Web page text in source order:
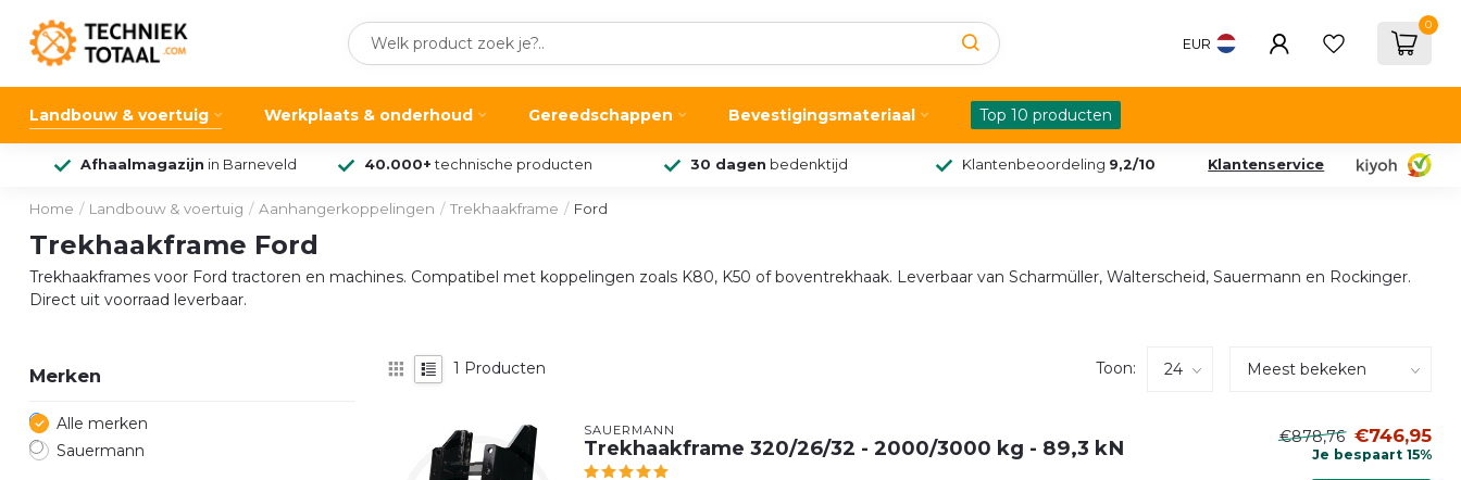
EUR
0
Landbouw & voertuig Werkplaats & onderhoud Gereedschappen Bevestigingsmateriaal Top 10 producten
Afhaalmagazijn in Barneveld 40.000+ technische producten 30 dagen bedenktijd Klantenbeoordeling 9,2/10 Klantenservice
Home / Landbouw & voertuig / Aanhangerkoppelingen / Trekhaakframe / Ford
Trekhaakframe Ford
Trekhaakframes voor Ford tractoren en machines. Compatibel met koppelingen zoals K80, K50 of boventrekhaak. Leverbaar van Scharmüller, Walterscheid, Sauermann en Rockinger.
Direct uit voorraad leverbaar.
Merken
Alle merken
Sauermann
1 Producten Toon:
SAUERMANN
Trekhaakframe 320/26/32 - 2000/3000 kg - 89,3 kN €878,76 €746,95
Je bespaart 15%